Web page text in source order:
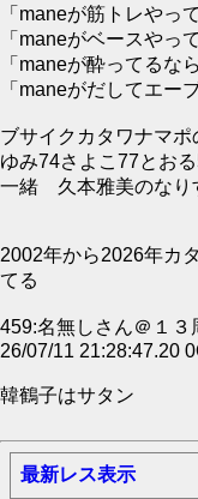
「maneが筋トレやっ
「maneがベースやっ
「maneが酔ってるな
「maneがだしてエー
ブサイクカタワナマポ
ゆみ74さよこ77とお
一緒 久本雅美のなり
2002年から2026年カ
てる
459:名無しさん＠１３
26/07/11 21:28:47.20
韓鶴子はサタン
最新レス表示